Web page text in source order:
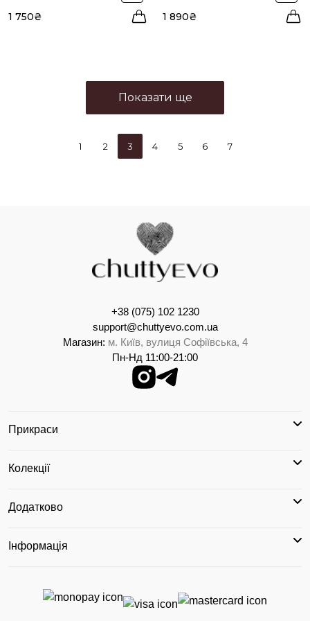
1 750₴ 1 890₴
Показати ще
1 2 3 4 5 6 7
+38 (075) 102 1230
support@chuttyevo.com.ua
Магазин: м. Київ, вулиця Софіївська, 4
Пн-Нд 11:00-21:00
Прикраси
Колекції
Додатково
Інформація